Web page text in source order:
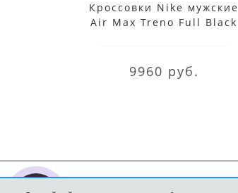
Кроссовки Nike мужские
Air Max Treno Full Black
9960 руб.